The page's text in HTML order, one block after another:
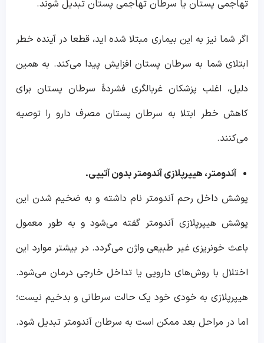
تهاجمی پستان یا سرطان تهاجمی پستان تبدیل شوند.
اگر شما نیز به این بیماری مبتلا شده اید، قطعا در آینده خطر
ابتلای شما به سرطان پستان افزایش پیدا می‌کند. به همین
دلیل، اغلب پزشکان غربالگری فشردهٔ سرطان پستان برای
کاهش خطر ابتلا به سرطان پستان مصرف دارو را توصیه
می‌کنند.
آندومتر، هیپرپلازی آندومتر بدون آتیپی.
پوشش داخل رحم آندومتر نام داشته و به ضخیم شدن این
پوشش هیپرپلازی آندومتر گفته می‌شود و به طور معمول
باعث خونریزی غیر طبیعی واژن می‌گردد. در بیشتر موارد این
اختلال با روش‌های دارویی یا تداخل خارجی درمان می‌شود.
هیپرپلازی به خودی خود یک حالت سرطانی و بدخیم نیست؛
اما در مراحل بعد ممکن است به سرطان آندومتر تبدیل شود.